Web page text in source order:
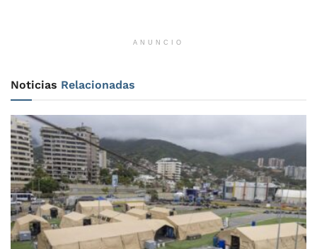
ANUNCIO
Noticias Relacionadas